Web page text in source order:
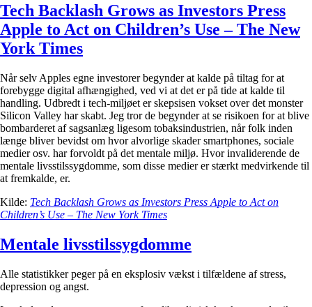
Tech Backlash Grows as Investors Press
Apple to Act on Children’s Use – The New
York Times
Når selv Apples egne investorer begynder at kalde på tiltag for at
forebygge digital afhængighed, ved vi at det er på tide at kalde til
handling. Udbredt i tech-miljøet er skepsisen vokset over det monster
Silicon Valley har skabt. Jeg tror de begynder at se risikoen for at blive
bombarderet af sagsanlæg ligesom tobaksindustrien, når folk inden
længe bliver bevidst om hvor alvorlige skader smartphones, sociale
medier osv. har forvoldt på det mentale miljø. Hvor invaliderende de
mentale livsstilssygdomme, som disse medier er stærkt medvirkende til
at fremkalde, er.
Kilde: Tech Backlash Grows as Investors Press Apple to Act on
Children’s Use – The New York Times
Mentale livsstilssygdomme
Alle statistikker peger på en eksplosiv vækst i tilfældene af stress,
depression og angst.